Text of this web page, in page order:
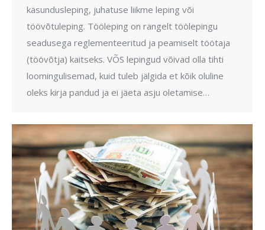
käsundusleping, juhatuse liikme leping või
töövõtuleping. Tööleping on rangelt töölepingu
seadusega reglementeeritud ja peamiselt töötaja
(töövõtja) kaitseks. VÕS lepingud võivad olla tihti
loomingulisemad, kuid tuleb jälgida et kõik oluline
oleks kirja pandud ja ei jäeta asju oletamise…